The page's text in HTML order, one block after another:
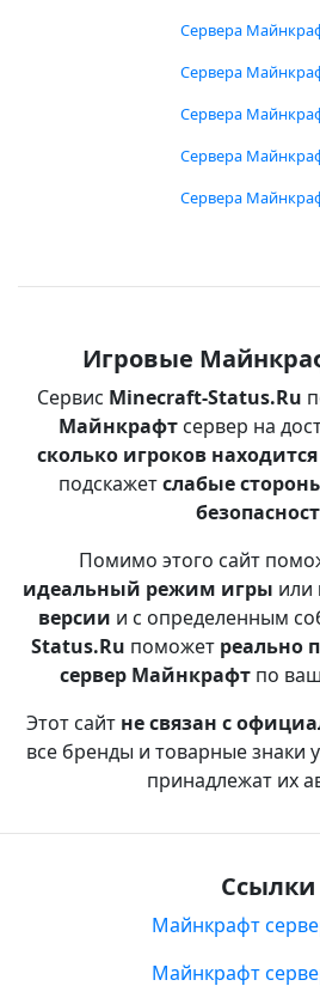
Сервера
Сервера
Сервера
Сервера
Сервера
Игровые
Сервис Minecraft-Status.Ru
Майнкрафтсервер на
сколько игроков
подскажетслабые
Помимо этого сайт
идеальный режим игры или
версии и с определенным
Status.Ru поможет реально
сервер Майнкрафт по
Этот сайт не связан с
все бренды и товарные знаки
принадлежат их
Ссылки
Майнкрафт
Майнкрафт